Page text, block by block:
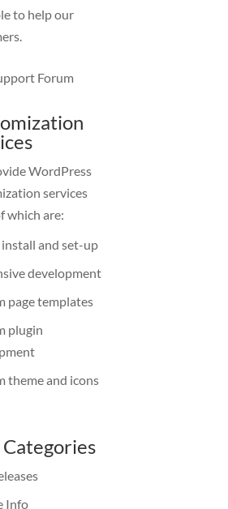
to help our
Forum
WordPress
services
which are:
install and set-up
development
page templates
plugin
theme and icons
Categories
Info